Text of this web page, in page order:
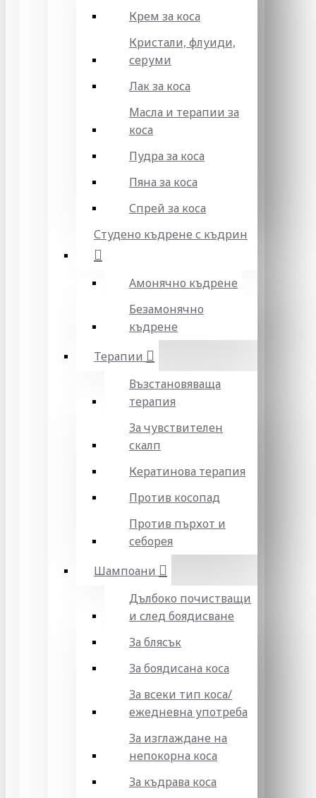
Крем за коса
Кристали, флуиди,
серуми
Лак за коса
Масла и терапии за
коса
Пудра за коса
Пяна за коса
Спрей за коса
Студено къдрене с къдрин
Амонячно къдрене
Безамонячно
къдрене
Терапии
Възстановяваща
терапия
За чувствителен
скалп
Кератинова терапия
Против косопад
Против пърхот и
себорея
Шампоани
Дълбоко почистващи
и след боядисване
За блясък
За боядисана коса
За всеки тип коса/
ежедневна употреба
За изглаждане на
непокорна коса
За къдрава коса